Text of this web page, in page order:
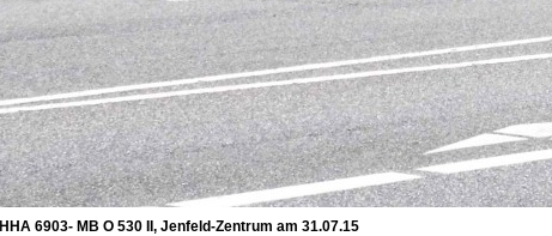
HHA 6903- MB O 530 II, Jenfeld-Zentrum am 31.07.15